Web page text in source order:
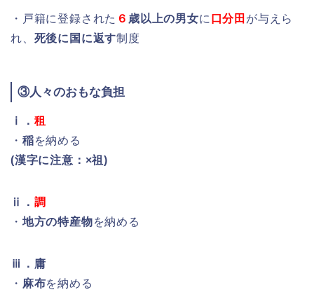
・戸籍に登録された ６ 歳以上の男女に 口分田 が与えら
れ、 死後に国に返す制度
③人々のおもな負担
ⅰ． 租
・ 稲を納める
(漢字に注意：×祖)
ⅱ． 調
・ 地方の特産物を納める
ⅲ．庸
・ 麻布を納める